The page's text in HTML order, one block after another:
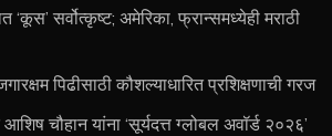
‘कूस’ सर्वोत्कृष्ट; अमेरिका, फ्रान्समध्येही मराठी
पिढीसाठी कौशल्याधारित प्रशिक्षणाची गरज
चौहान यांना ‘सूर्यदत्त ग्लोबल अवॉर्ड २०२६’